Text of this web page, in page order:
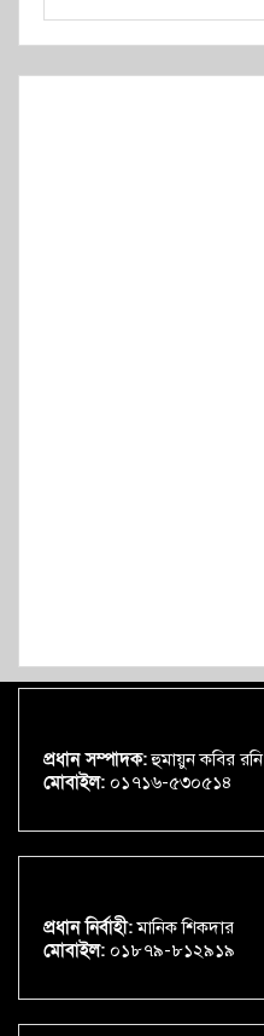
প্রধান সম্পাদক:হুমায়ুন কবির রনি
মোবাইল: ০১৭১৬-৫৩০৫১৪
প্রধান নির্বাহী:মানিক শিকদার
মোবাইল: ০১৮৭৯-৮১২৯১৯